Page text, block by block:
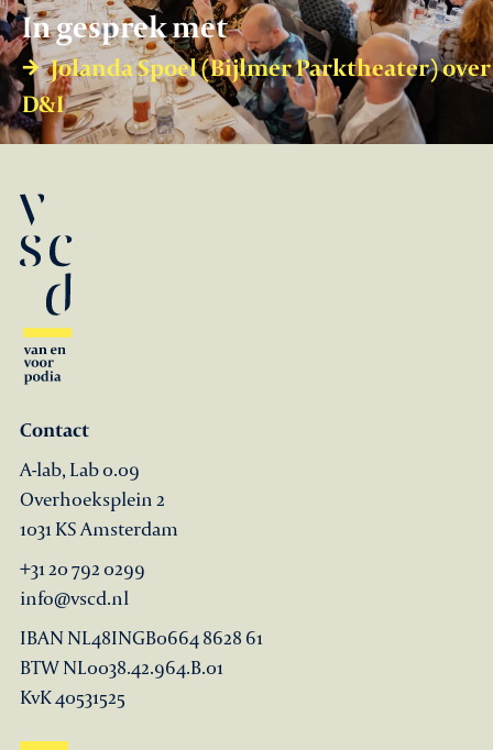
In gesprek met
Jolanda Spoel (Bijlmer Parktheater) over
D&I
Contact
A-lab, Lab 0.09
Overhoeksplein 2
1031 KS Amsterdam
+31 20 792 0299
info@vscd.nl
IBAN NL48INGB0664 8628 61
BTW NL0038.42.964.B.01
KvK 40531525